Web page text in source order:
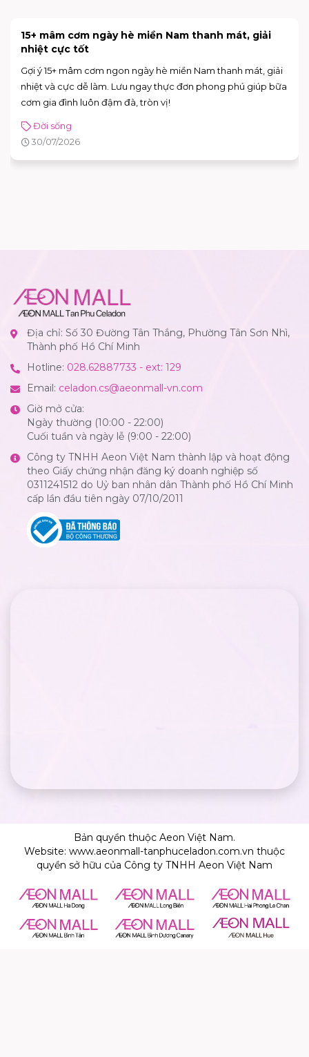
15+ mâm cơm ngày hè miền Nam thanh mát, giải
nhiệt cực tốt
Gợi ý 15+ mâm cơm ngon ngày hè miền Nam thanh mát, giải
nhiệt và cực dễ làm. Lưu ngay thực đơn phong phú giúp bữa
cơm gia đình luôn đậm đà, tròn vị!
Đời sống
30/07/2026
Địa chỉ: Số 30 Đường Tân Thắng, Phường Tân Sơn Nhì,
Thành phố Hồ Chí Minh
Hotline: 028.62887733 - ext: 129
Email: celadon.cs@aeonmall-vn.com
Giờ mở cửa:
Ngày thường (10:00 - 22:00)
Cuối tuần và ngày lễ (9:00 - 22:00)
Công ty TNHH Aeon Việt Nam thành lập và hoạt động
theo Giấy chứng nhận đăng ký doanh nghiệp số
0311241512 do Uỷ ban nhân dân Thành phố Hồ Chí Minh
cấp lần đầu tiên ngày 07/10/2011
Bản quyền thuộc Aeon Việt Nam.
Website: www.aeonmall-tanphuceladon.com.vn thuộc
quyền sở hữu của Công ty TNHH Aeon Việt Nam